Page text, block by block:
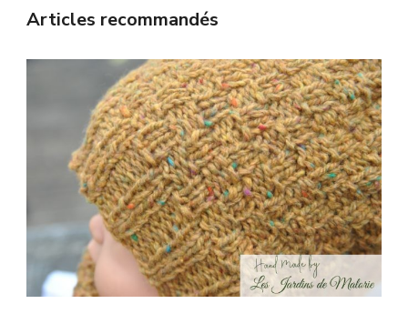
Articles recommandés